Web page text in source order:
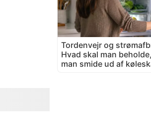
Tordenvejr og
Hvad skal man
man smide ud af